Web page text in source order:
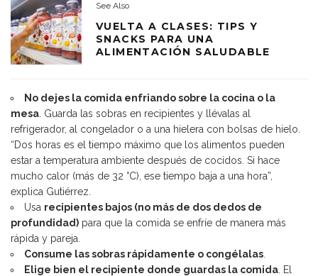
See Also
VUELTA A CLASES: TIPS Y
SNACKS PARA UNA
ALIMENTACIÓN SALUDABLE
No dejes la comida enfriando sobre la cocina o la
mesa . Guarda las sobras en recipientes y llévalas al
refrigerador, al congelador o a una hielera con bolsas de hielo.
“Dos horas es el tiempo máximo que los alimentos pueden
estar a temperatura ambiente después de cocidos. Si hace
mucho calor (más de 32 °C), ese tiempo baja a una hora”,
explica Gutiérrez.
Usa recipientes bajos (no más de dos dedos de
profundidad) para que la comida se enfríe de manera más
rápida y pareja.
Consume las sobras rápidamente o congélalas
Elige bien el recipiente donde guardas la comida . El